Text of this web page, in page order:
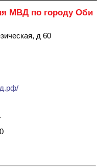
МВД по городу Оби
д 60